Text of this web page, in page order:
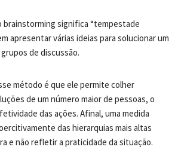
brainstorming significa “tempestade
apresentar várias ideias para solucionar um
de discussão.
método é que ele permite colher
de um número maior de pessoas, o
das ações. Afinal, uma medida
das hierarquias mais altas
e não refletir a praticidade da situação.